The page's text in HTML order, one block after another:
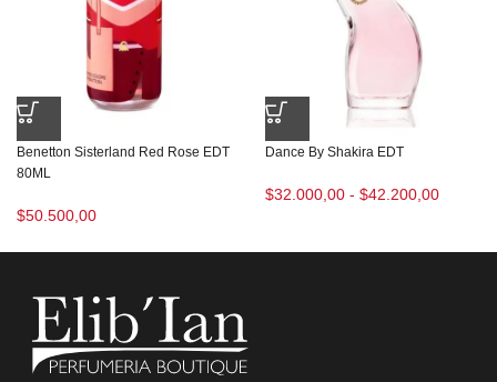
Benetton Sisterland Red Rose EDT
80ML
$50.500,00
Dance By Shakira EDT
$32.000,00 - $42.200,00